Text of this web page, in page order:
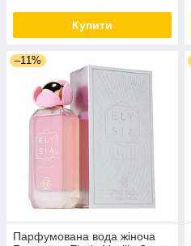
Купити
–11%
Парфумована вода жіноча